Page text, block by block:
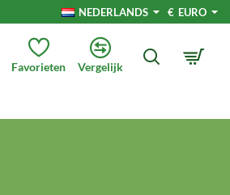
NEDERLANDS € EURO
Favorieten Vergelijk